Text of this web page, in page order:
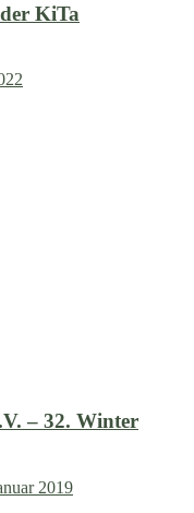
KiTa
– 32. Winter
2019